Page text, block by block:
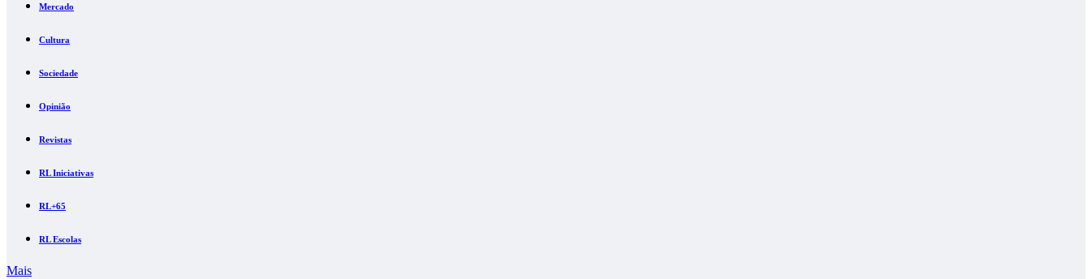
Mercado
Cultura
Sociedade
Opinião
Revistas
RL Iniciativas
RL+65
RL Escolas
Mais